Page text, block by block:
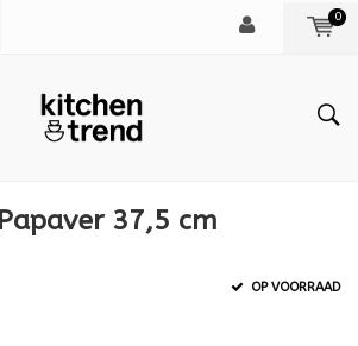
0
37,5 cm
OP VOORRAAD